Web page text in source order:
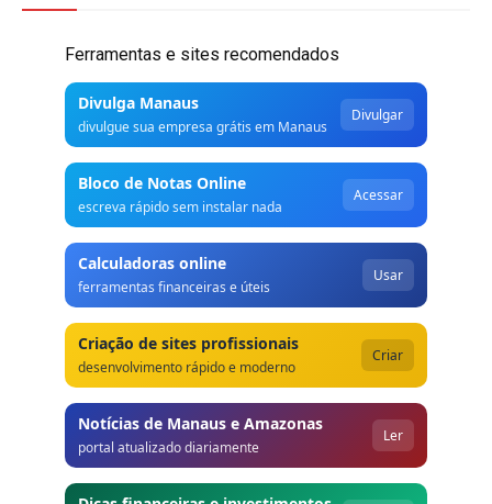
Ferramentas e sites recomendados
Divulga Manaus
divulgue sua empresa grátis em Manaus
Divulgar
Bloco de Notas Online
escreva rápido sem instalar nada
Acessar
Calculadoras online
ferramentas financeiras e úteis
Usar
Criação de sites profissionais
desenvolvimento rápido e moderno
Criar
Notícias de Manaus e Amazonas
portal atualizado diariamente
Ler